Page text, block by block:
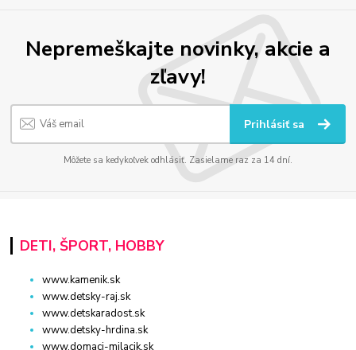
Nepremeškajte novinky, akcie a
zľavy!
Prihlásiť sa
Môžete sa kedykoľvek odhlásiť. Zasielame raz za 14 dní.
DETI, ŠPORT, HOBBY
www.kamenik.sk
www.detsky-raj.sk
www.detskaradost.sk
www.detsky-hrdina.sk
www.domaci-milacik.sk